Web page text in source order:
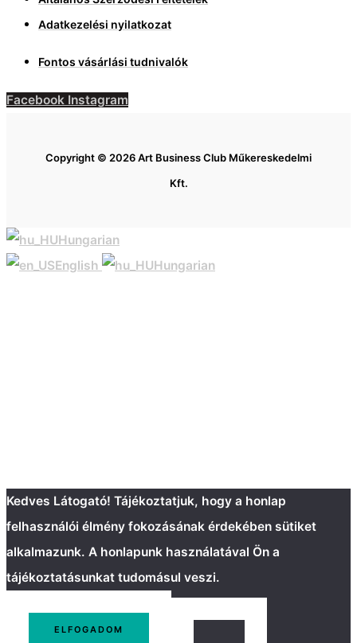
Adatkezelési nyilatkozat
Fontos vásárlási tudnivalók
Facebook Instagram
Copyright © 2026 Art Business Club Műkereskedelmi
Kft.
Hungarian
English
Hungarian
Kedves Látogató! Tájékoztatjuk, hogy a honlap
felhasználói élmény fokozásának érdekében sütiket
alkalmazunk. A honlapunk használatával Ön a
tájékoztatásunkat tudomásul veszi.
ELFOGADOM